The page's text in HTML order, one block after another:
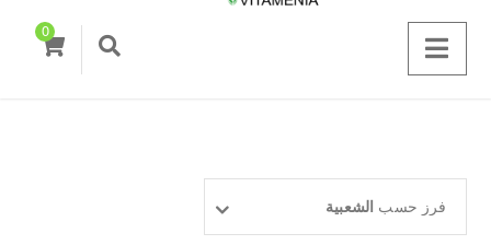
0
فرز حسب الشعبية